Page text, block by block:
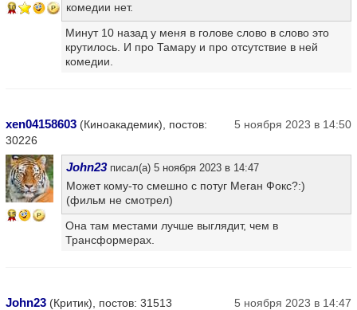
10
комедии нет.
Минут 10 назад у меня в голове слово в слово это
крутилось. И про Тамару и про отсутствие в ней
комедии.
xen04158603 (Киноакадемик), постов:
30226
5 ноября 2023 в 14:50
15
John23писал(а) 5 ноября 2023 в 14:47
Может кому-то смешно с потуг Меган Фокс?:)
(фильм не смотрел)
Она там местами лучше выглядит, чем в
Трансформерах.
John23 (Критик), постов: 31513 5 ноября 2023 в 14:47